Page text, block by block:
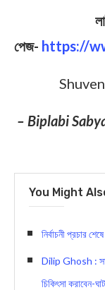
পেজ- https://
– Biplabi
You Might
নির্বাচনী প্রচার
Dilip Ghosh :
চিকিৎসা করাবেন-